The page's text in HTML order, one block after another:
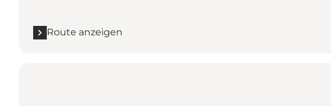
Route anzeigen